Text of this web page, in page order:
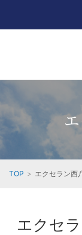
TOP エクセラン西
エクセ